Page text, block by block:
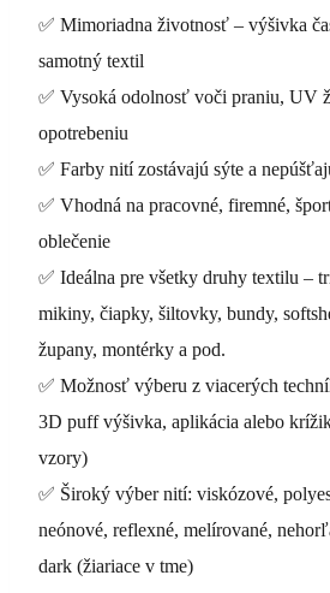
✅ Mimoriadna životnosť – výšivka
samotný textil
✅ Vysoká odolnosť voči praniu, UV
opotrebeniu
✅ Farby nití zostávajú sýte a
✅ Vhodná na pracovné, firemné,
oblečenie
✅ Ideálna pre všetky druhy textilu –
mikiny, čiapky, šiltovky, bundy,
župany, montérky a pod.
✅ Možnosť výberu z viacerých
3D puff výšivka, aplikácia alebo
vzory)
✅ Široký výber nití: viskózové,
neónové, reflexné, melírované,
dark (žiariace v tme)